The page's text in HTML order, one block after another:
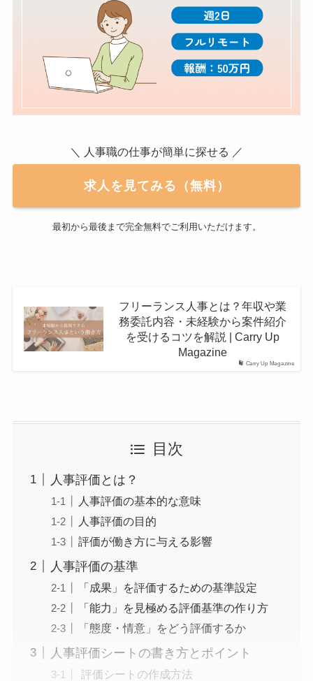
＼ 人事職の仕事が簡単に探せる ／
求人を見てみる（無料）
最初から最後まで完全無料でご利用いただけます。
Carry Up Magazine
フリーランス人事とは？年収や業
務委託内容・未経験から案件紹介
を受けるコツを解説 | Carry Up
Magazine
目次
人事評価とは？
人事評価の基本的な意味
人事評価の目的
評価が働き方に与える影響
人事評価の基準
「成果」を評価するための基準設定
「能力」を見極める評価基準の作り方
「態度・情意」をどう評価するか
人事評価シートの書き方とポイント
評価シートの作成方法